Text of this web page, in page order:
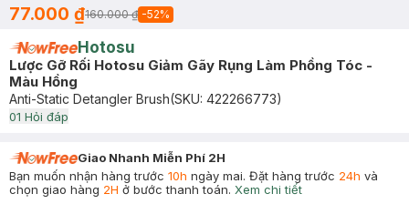
77.000 ₫160.000 ₫ -52%
Hotosu
Lược Gỡ Rối Hotosu Giảm Gãy Rụng Làm Phồng Tóc -
Màu Hồng
Anti-Static Detangler Brush(SKU: 422266773)
01 Hỏi đáp
Giao Nhanh Miễn Phí 2H
Bạn muốn nhận hàng trước 10h ngày mai. Đặt hàng trước 24h và
chọn giao hàng 2H ở bước thanh toán. Xem chi tiết